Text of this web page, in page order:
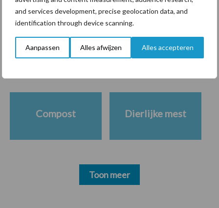
and services development, precise geolocation data, and
identification through device scanning.
Aanpassen Alles afwijzen Alles accepteren
Themapagina's
Diergezondheid Bemesting Fokkerij
Compost Dierlijke mest
Toon meer